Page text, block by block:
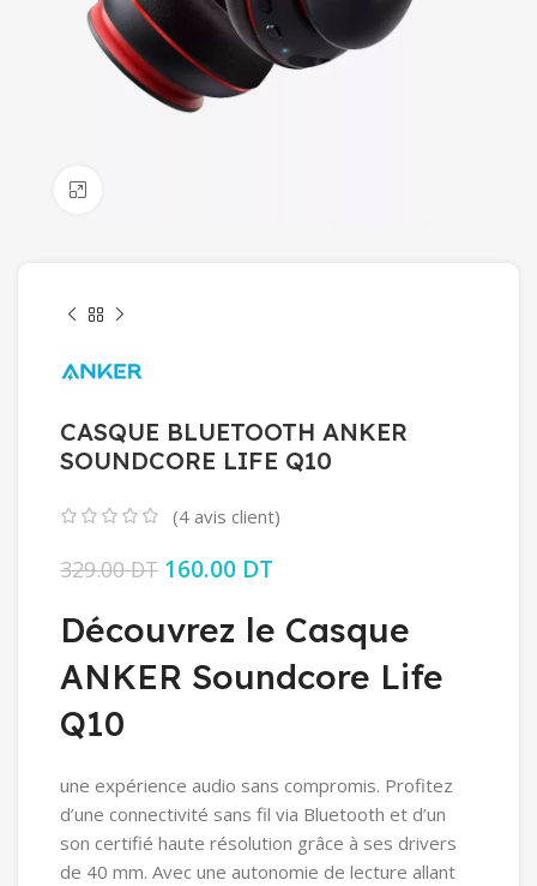
CASQUE BLUETOOTH ANKER
SOUNDCORE LIFE Q10
(4 avis client)
329.00DT Le prix initial était : 329.00 DT.
160.00 DT
Découvrez le Casque
ANKER Soundcore Life
Q10
une expérience audio sans compromis. Profitez
d’une connectivité sans fil via Bluetooth et d’un
son certifié haute résolution grâce à ses drivers
de 40 mm. Avec une autonomie de lecture allant